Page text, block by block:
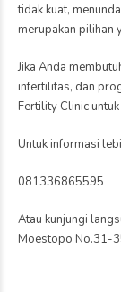
tidak kuat,
merupakan pilihan
Jika Anda
infertilitas, dan
Fertility Clinic
Untuk informasi
081336865595
Atau kunjungi
Moestopo No.31-